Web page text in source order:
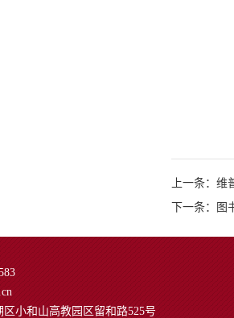
上一条：
下一条：图
小和山高教园区留和路525号